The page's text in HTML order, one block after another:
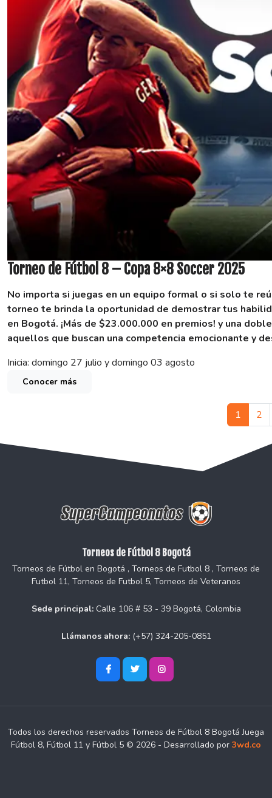
Torneo de Fútbol 8 – Copa 8×8 Soccer 2025
No importa si juegas en un equipo formal o si solo te
torneo te brinda la oportunidad de demostrar tus
en Bogotá. ¡Más de $23.000.000 en premios! y una
aquellos que buscan una competencia emocionante y
Inicia: domingo 27 julio y domingo 03 agosto
Conocer más
1 2
Torneos de Fútbol 8 Bogotá
Torneos de Fútbol en Bogotá , Torneos de Futbol 8 , Torneos de
Futbol 11, Torneos de Futbol 5, Torneos de Veteranos
Sede principal:Calle 106 # 53 - 39 Bogotá, Colombia
Llámanos ahora:(+57) 324-205-0851
Todos los derechos reservados Torneos de Fútbol 8 Bogotá Juega
Fútbol 8, Fútbol 11 y Fútbol 5 © 2026 - Desarrollado por 3wd.co